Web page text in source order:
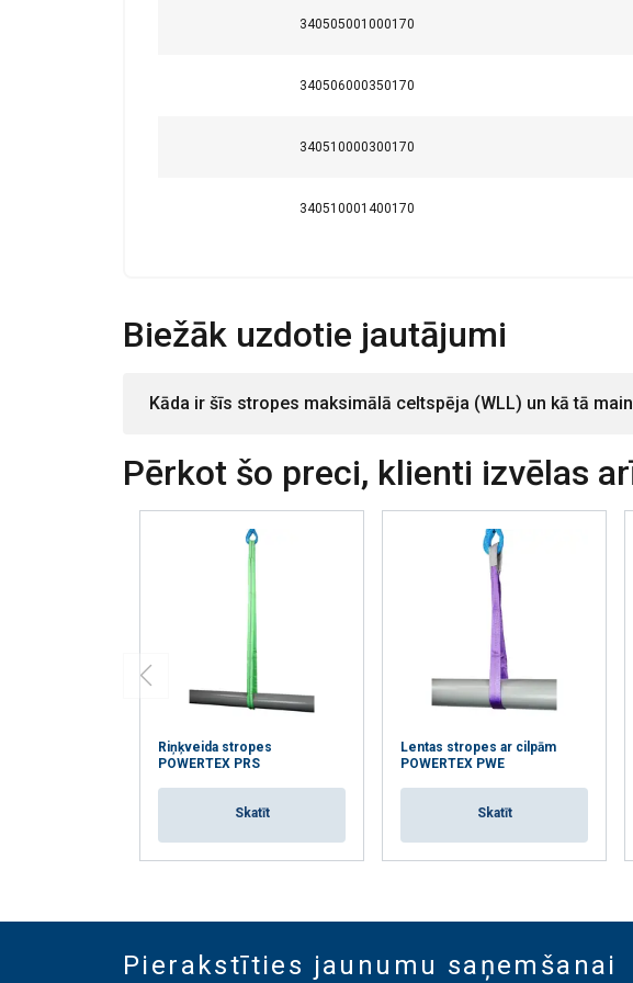
340505001000170
340506000350170
340510000300170
340510001400170
Biežāk uzdotie jautājumi
Kāda ir šīs stropes maksimālā celtspēja (WLL) un kā tā
Pērkot šo preci, klienti izvēlas
Riņķveida stropes
POWERTEX PRS
Skatīt
Lentas stropes ar cilpām
POWERTEX PWE
Skatīt
Pierakstīties jaunumu saņemšanai
nepieciešamie
RĀDĪT DETAĻAS